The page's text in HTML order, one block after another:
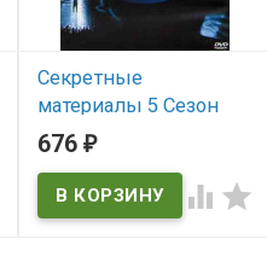
Секретные
материалы 5 Сезон
(20 серий) (3DVD) (The
676₽
 